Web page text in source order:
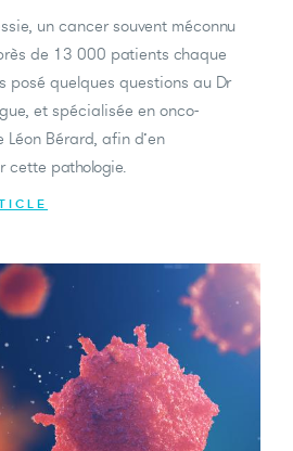
un cancer souvent méconnu
de 13 000 patients chaque
posé quelques questions au Dr
et spécialisée en onco-
Bérard, afin d’en
cette pathologie.